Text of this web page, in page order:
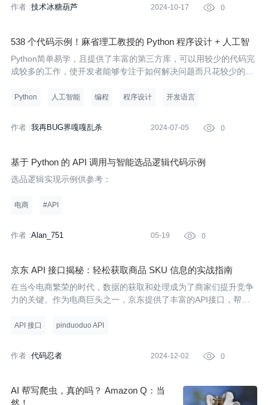
作者 :技术冰糖葫芦 2024-10-17  0
538 个代码示例！麻省理工教授的 Python 程序设计 + 人工智
能案例实践
Python简单易学，且提供了丰富的第三方库，可以用较少的代码完
成较多的工作，使开发者能够专注于如何解决问题而只花较少的时
Python 人工智能 编程 程序设计 开发语言
作者 :我再BUG界嘎嘎乱杀 2024-07-05  0
基于 Python 的 API 调用与智能选品逻辑代码示例
选品逻辑实现示例供参考：
电商 #API
作者 :Alan_751 05-19  0
京东 API 接口揭秘：轻松获取商品 SKU 信息的实战指南
在当今电商繁荣的时代，数据的获取和处理成为了商家们提升竞争
力的关键。作为电商巨头之一，京东提供了丰富的API接口，帮助
息。本文将带你深入了解如何使用京东API接口获取商品SKU信
API 接口 pinduoduo API
作者 :代码忍者 2024-12-02  0
AI 帮写爬虫，真的吗？ Amazon Q：当
然！